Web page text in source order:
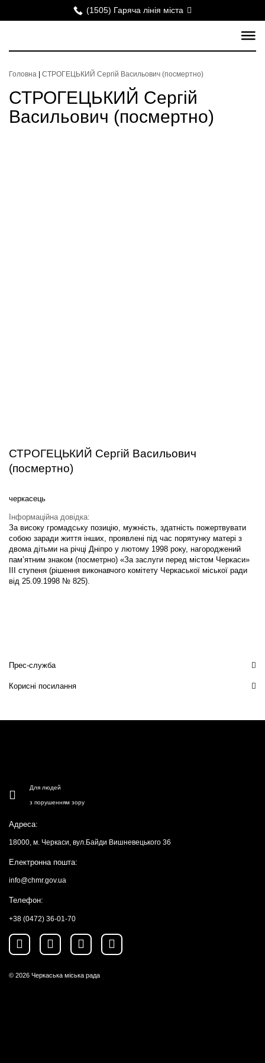
(1505) Гаряча лінія міста
Головна СТРОГЕЦЬКИЙ Сергій Васильович (посмертно)
СТРОГЕЦЬКИЙ Сергій
Васильович (посмертно)
СТРОГЕЦЬКИЙ Сергій Васильович
(посмертно)
черкасець
Інформаційна довідка:
За високу громадську позицію, мужність, здатність пожертвувати
собою заради життя інших, проявлені під час порятунку матері з
двома дітьми на річці Дніпро у лютому 1998 року, нагороджений
пам’ятним знаком (посметрно) «За заслуги перед містом Черкаси»
ІІІ ступеня (рішення виконавчого комітету Черкаської міської ради
від 25.09.1998 № 825).
Прес-служба
Корисні посилання
Для людей
з порушенням зору
Адреса:
18000, м. Черкаси, вул.Байди Вишневецького 36
Електронна пошта:
info@chmr.gov.ua
Телефон:
+38 (0472) 36-01-70
© 2026 Черкаська міська рада